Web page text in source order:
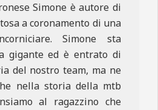
Simone è autore di
a coronamento di una
Simone sta
gigante ed è entrato di
del nostro team, ma ne
nella storia della mtb
al ragazzino che